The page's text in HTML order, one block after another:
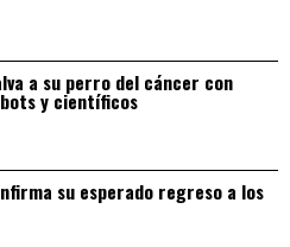
a su perro del cáncer con
y científicos
su esperado regreso a los